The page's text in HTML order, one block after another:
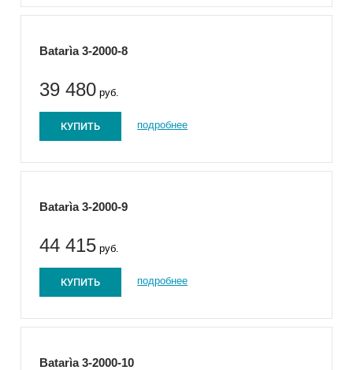
Batarìa 3-2000-8
39 480 руб.
КУПИТЬ подробнее
Batarìa 3-2000-9
44 415 руб.
КУПИТЬ подробнее
Batarìa 3-2000-10